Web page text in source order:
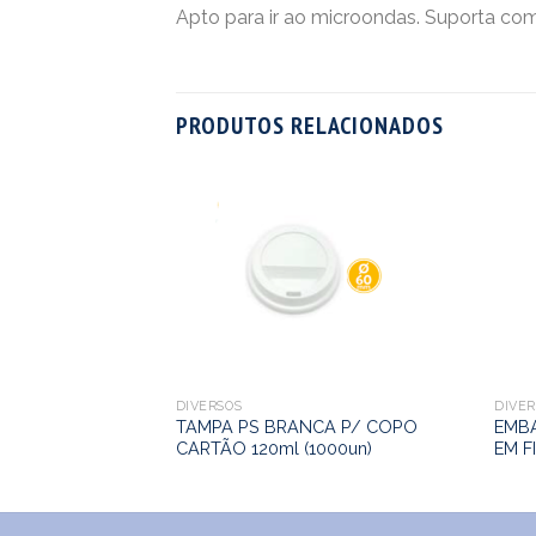
Apto para ir ao microondas. Suporta
PRODUTOS RELACIONADOS
DIVERSOS
TAMPA PS BRANCA P/ COPO
CARTÃO 120ml (1000un)
EM